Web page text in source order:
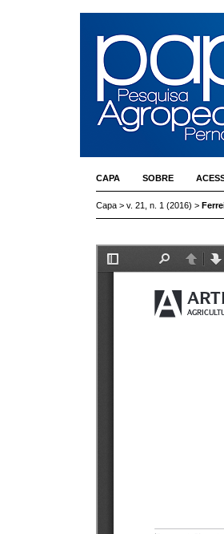
CAPA SOBRE
Capa > v. 21, n. 1 (2016) >